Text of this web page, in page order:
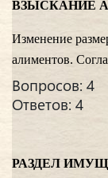
ВЗЫСКАНИЕ
Изменение
алиментов.
Вопросов: 4
Ответов: 4
РАЗДЕЛ